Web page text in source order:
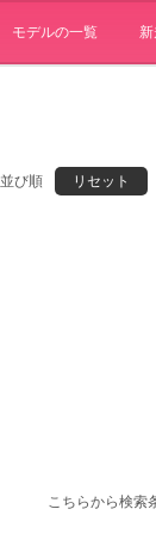
モデルの一覧
並び順 リセット
こちらから検索